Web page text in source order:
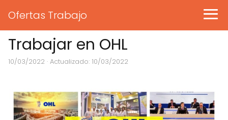
Ofertas Trabajo
Trabajar en OHL
10/03/2022 · Actualizado: 10/03/2022